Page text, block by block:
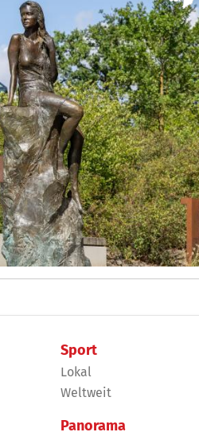
Sport
Lokal
Weltweit
Panorama